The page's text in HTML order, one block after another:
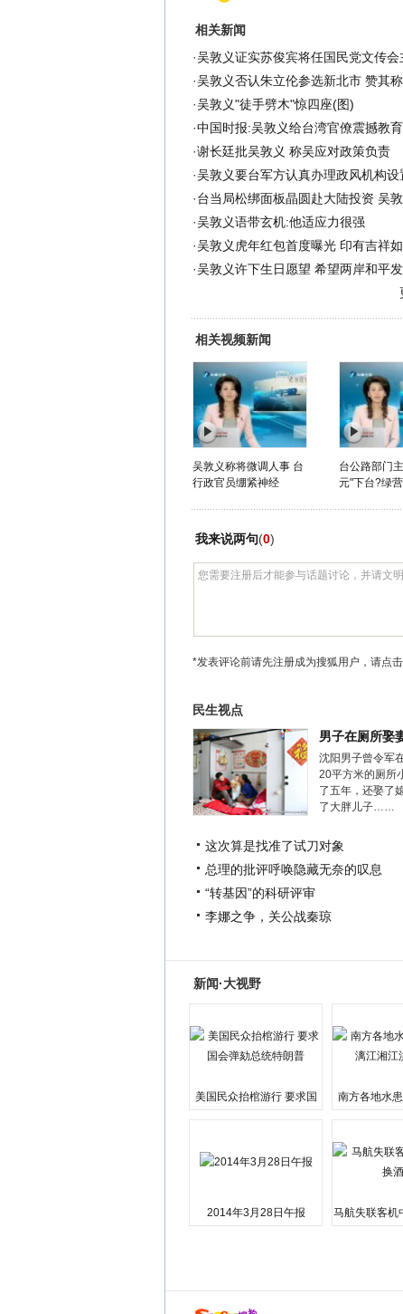
相关新闻
·吴敦义证实苏俊宾将任国民党文传会
·吴敦义否认朱立伦参选新北市 赞其
·吴敦义"徒手劈木"惊四座(图)
·中国时报:吴敦义给台湾官僚震撼教
·谢长廷批吴敦义 称吴应对政策负责
·吴敦义要台军方认真办理政风机构设
·台当局松绑面板晶圆赴大陆投资 吴
·吴敦义语带玄机:他适应力很强
·吴敦义虎年红包首度曝光 印有吉祥
·吴敦义许下生日愿望 希望两岸和平
相关视频新闻
吴敦义称将微调人事 台
行政官员绷紧神经
台公路部门
元"下台?绿
我来说两句(0)
*发表评论前请先注册成为搜狐用户，请点
民生视点
男子在厕所娶
沈阳男子曾令军
20平方米的厕所
了五年，还娶了
了大胖儿子……
这次算是找准了试刀对象
总理的批评呼唤隐藏无奈的叹息
“转基因”的科研评审
李娜之争，关公战秦琼
新闻·大视野
美国民众抬棺游行 要求国
南方各地水
2014年3月28日午报
马航失联客机